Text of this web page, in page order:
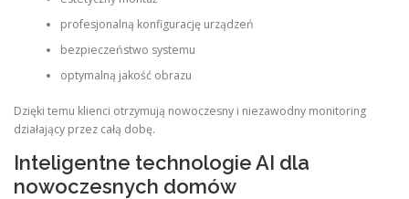
profesjonalną konfigurację urządzeń
bezpieczeństwo systemu
optymalną jakość obrazu
Dzięki temu klienci otrzymują nowoczesny i niezawodny monitoring
działający przez całą dobę.
Inteligentne technologie AI dla
nowoczesnych domów